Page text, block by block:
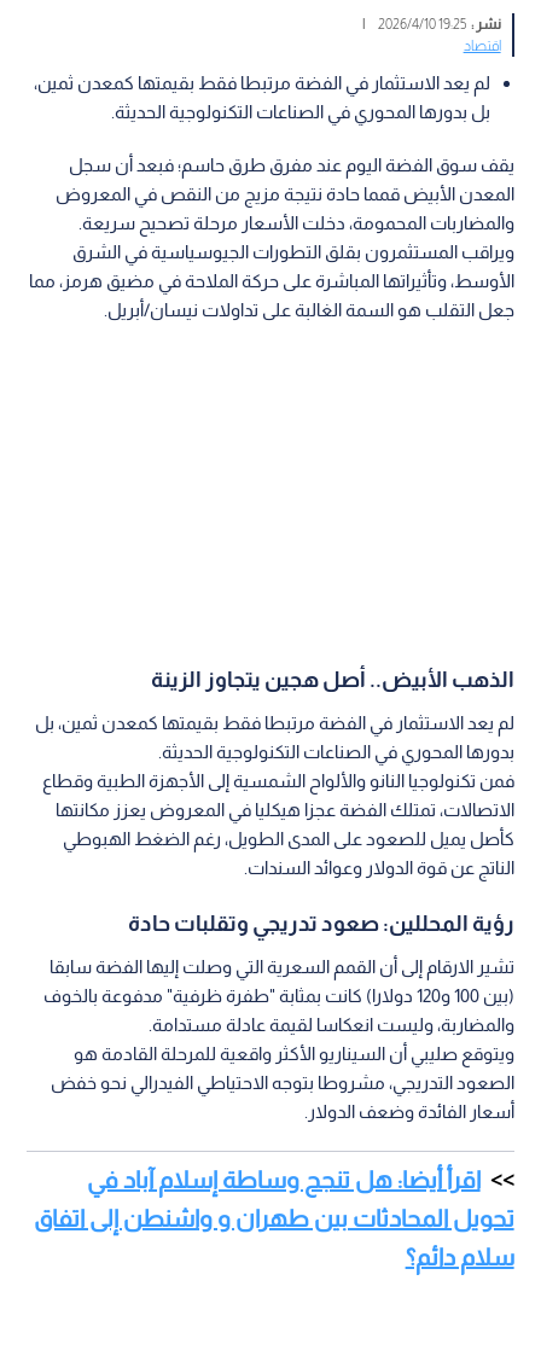
نشر :19:25 2026/4/10
|
اقتصاد
لم يعد الاستثمار في الفضة مرتبطا فقط بقيمتها كمعدن ثمين،
بل بدورها المحوري في الصناعات التكنولوجية الحديثة.
يقف سوق الفضة اليوم عند مفرق طرق حاسم؛ فبعد أن سجل
المعدن الأبيض قمما حادة نتيجة مزيج من النقص في المعروض
والمضاربات المحمومة، دخلت الأسعار مرحلة تصحيح سريعة.
ويراقب المستثمرون بقلق التطورات الجيوسياسية في الشرق
الأوسط، وتأثيراتها المباشرة على حركة الملاحة في مضيق هرمز، مما
جعل التقلب هو السمة الغالبة على تداولات نيسان/أبريل.
الذهب الأبيض.. أصل هجين يتجاوز الزينة
لم يعد الاستثمار في الفضة مرتبطا فقط بقيمتها كمعدن ثمين، بل
بدورها المحوري في الصناعات التكنولوجية الحديثة.
فمن تكنولوجيا النانو والألواح الشمسية إلى الأجهزة الطبية وقطاع
الاتصالات، تمتلك الفضة عجزا هيكليا في المعروض يعزز مكانتها
كأصل يميل للصعود على المدى الطويل، رغم الضغط الهبوطي
الناتج عن قوة الدولار وعوائد السندات.
رؤية المحللين: صعود تدريجي وتقلبات حادة
تشير الارقام إلى أن القمم السعرية التي وصلت إليها الفضة سابقا
(بين 100 و120 دولارا) كانت بمثابة "طفرة ظرفية" مدفوعة بالخوف
والمضاربة، وليست انعكاسا لقيمة عادلة مستدامة.
ويتوقع صليبي أن السيناريو الأكثر واقعية للمرحلة القادمة هو
الصعود التدريجي، مشروطا بتوجه الاحتياطي الفيدرالي نحو خفض
أسعار الفائدة وضعف الدولار.
اقرأ أيضا: هل تنجح وساطة إسلام آباد في
تحويل المحادثات بين طهران و واشنطن إلى اتفاق
سلام دائم؟